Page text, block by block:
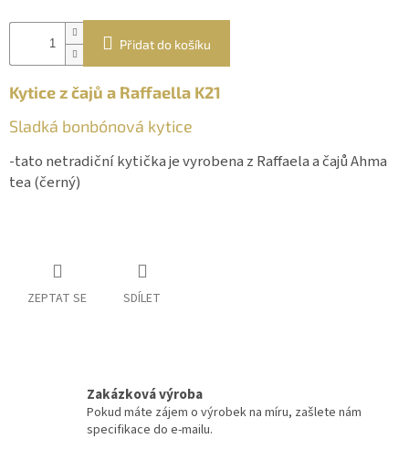
Přidat do košíku
Kytice z čajů a Raffaella K21
Sladká bonbónová kytice
-tato netradiční kytička je vyrobena z Raffaela a čajů Ahma
tea (černý)
ZEPTAT SE SDÍLET
Zakázková výroba
Pokud máte zájem o výrobek na míru, zašlete nám
specifikace do e-mailu.